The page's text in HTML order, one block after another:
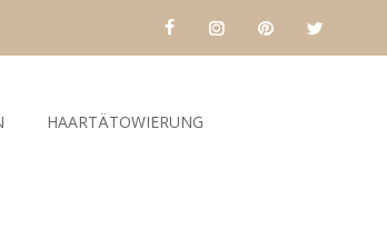
HAARTÄTOWIERUNG